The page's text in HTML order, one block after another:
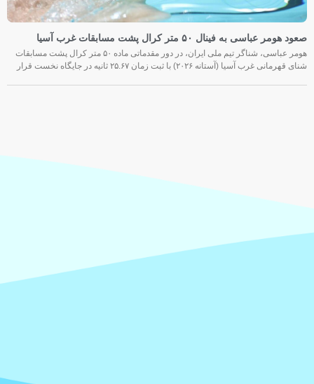
صعود هومر عباسی به فینال ۵۰ متر کرال پشت مسابقات غرب آسیا
هومر عباسی، شناگر تیم ملی ایران، در دور مقدماتی ماده ۵۰ متر کرال پشت مسابقات
شنای قهرمانی غرب آسیا (آستانه ۲۰۲۶) با ثبت زمان ۲۵.۶۷ ثانیه در جایگاه نخست قرار